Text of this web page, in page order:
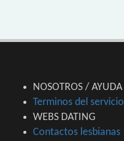
NOSOTROS / AYUDA
Terminos del servicio
WEBS DATING
Contactos lesbianas